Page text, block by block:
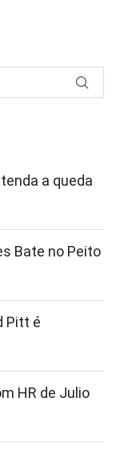
a queda
Bate no Peito
Pitt é
HR de Julio